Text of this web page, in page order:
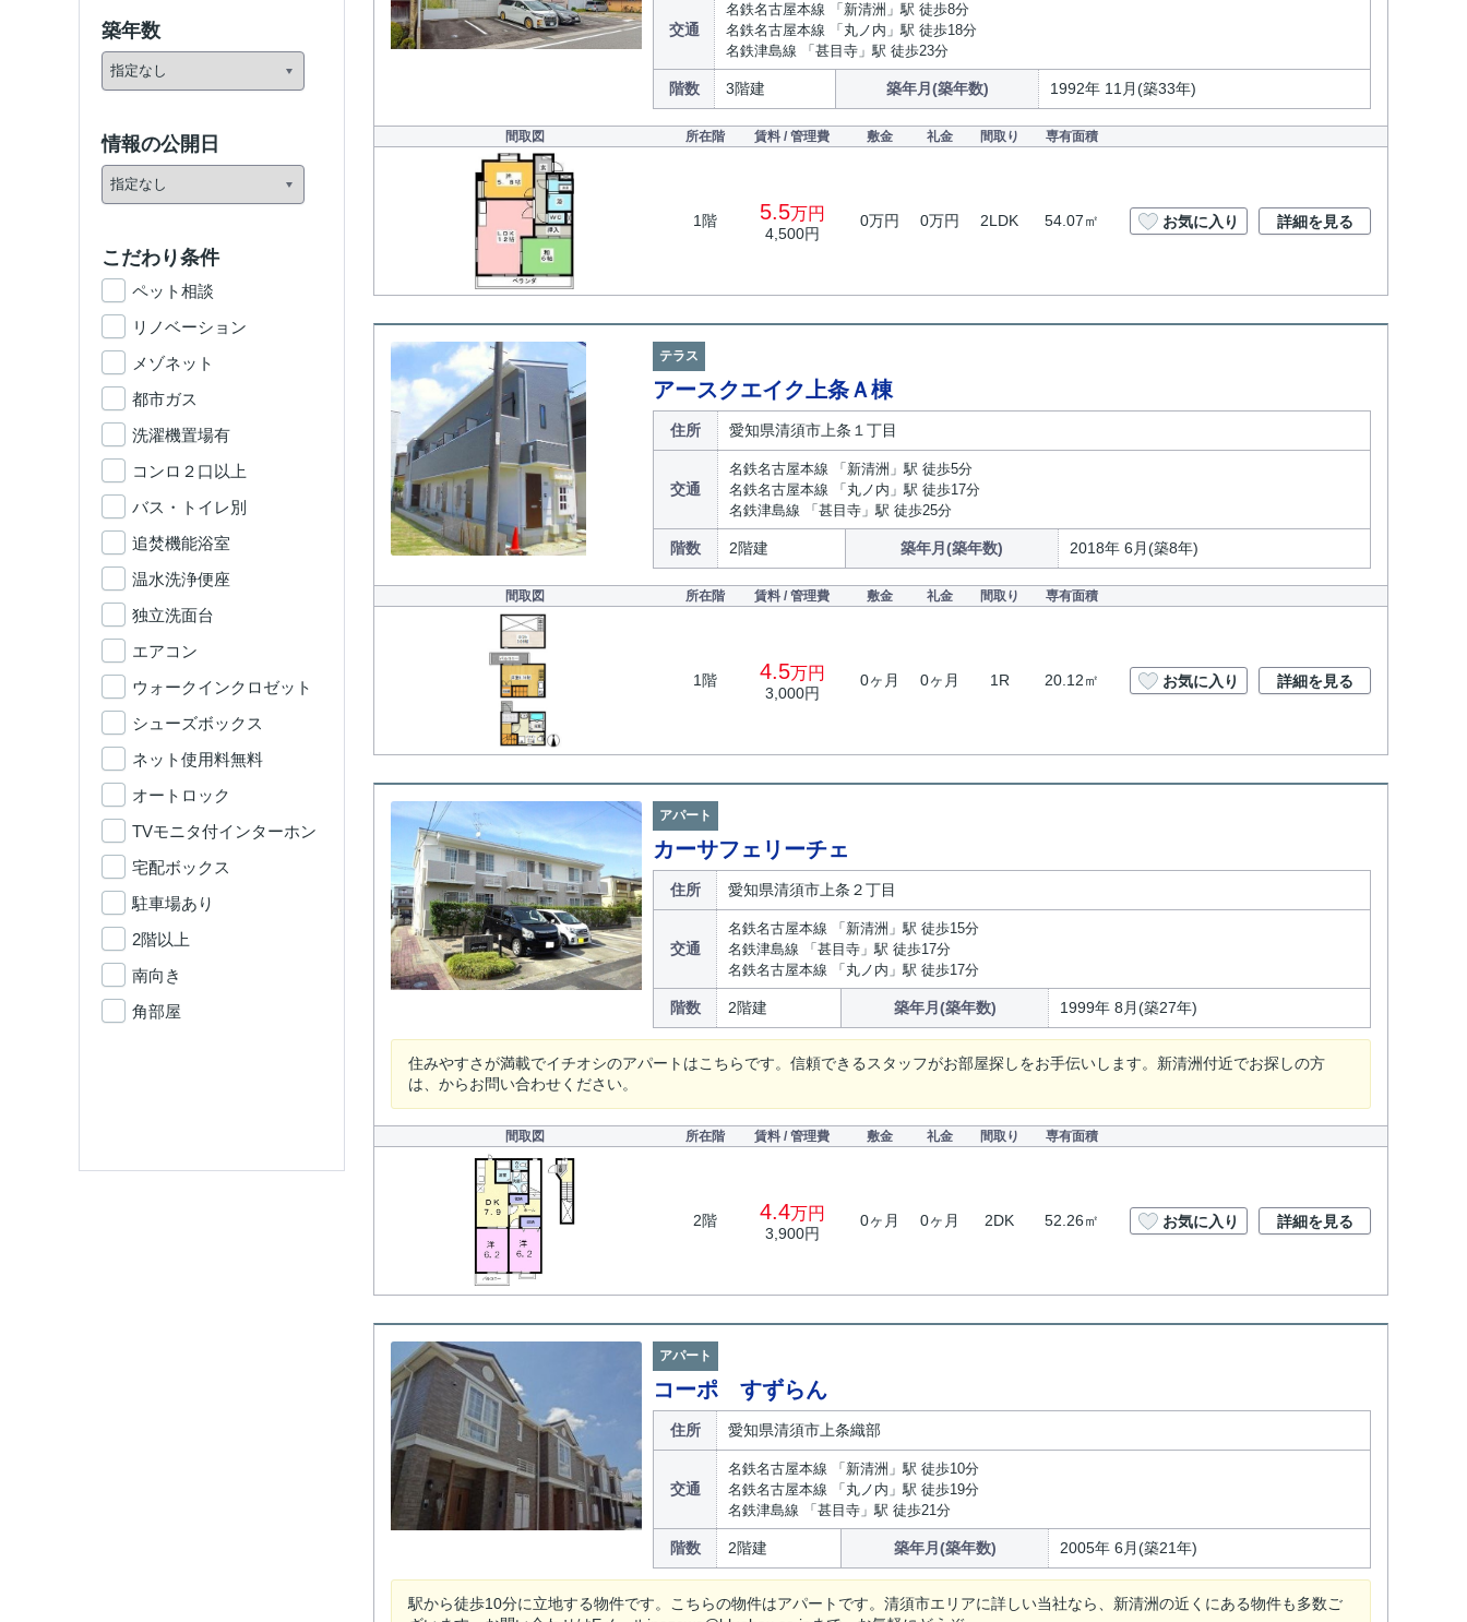
交通
名鉄名古屋本線 「新清洲」駅 徒歩8分
名鉄名古屋本線 「丸ノ内」駅 徒歩18分
名鉄津島線 「甚目寺」駅 徒歩23分
階数 3階建 築年月(築年数) 1992年 11月(築33年)
間取図 所在階 賃料 / 管理費 敷金 礼金 間取り 専有面積
1階 5.5万円
4,500円
0万円 0万円 2LDK 54.07㎡ お気に入り 詳細を見る
テラス
アースクエイク上条Ａ棟
住所 愛知県清須市上条１丁目
交通
名鉄名古屋本線 「新清洲」駅 徒歩5分
名鉄名古屋本線 「丸ノ内」駅 徒歩17分
名鉄津島線 「甚目寺」駅 徒歩25分
階数 2階建 築年月(築年数) 2018年 6月(築8年)
間取図 所在階 賃料 / 管理費 敷金 礼金 間取り 専有面積
1階 4.5万円
3,000円
0ヶ月 0ヶ月 1R 20.12㎡ お気に入り 詳細を見る
アパート
カーサフェリーチェ
住所 愛知県清須市上条２丁目
交通
名鉄名古屋本線 「新清洲」駅 徒歩15分
名鉄津島線 「甚目寺」駅 徒歩17分
名鉄名古屋本線 「丸ノ内」駅 徒歩17分
階数 2階建 築年月(築年数) 1999年 8月(築27年)
住みやすさが満載でイチオシのアパートはこちらです。信頼できるスタッフがお部屋探しをお手伝いします。新清洲付近でお探しの方
は、からお問い合わせください。
間取図 所在階 賃料 / 管理費 敷金 礼金 間取り 専有面積
2階 4.4万円
3,900円
0ヶ月 0ヶ月 2DK 52.26㎡ お気に入り 詳細を見る
アパート
コーポ すずらん
住所 愛知県清須市上条織部
交通
名鉄名古屋本線 「新清洲」駅 徒歩10分
名鉄名古屋本線 「丸ノ内」駅 徒歩19分
名鉄津島線 「甚目寺」駅 徒歩21分
階数 2階建 築年月(築年数) 2005年 6月(築21年)
駅から徒歩10分に立地する物件です。こちらの物件はアパートです。清須市エリアに詳しい当社なら、新清洲の近くにある物件も多数ご
築年数
情報の公開日
こだわり条件
ペット相談
リノベーション
メゾネット
都市ガス
洗濯機置場有
コンロ２口以上
バス・トイレ別
追焚機能浴室
温水洗浄便座
独立洗面台
エアコン
ウォークインクロゼット
シューズボックス
ネット使用料無料
オートロック
TVモニタ付インターホン
宅配ボックス
駐車場あり
2階以上
南向き
角部屋